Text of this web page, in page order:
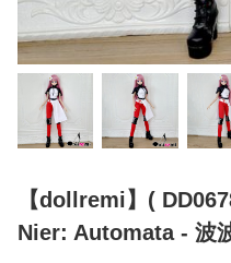
【dollremi】(
Nier: Automata - 波